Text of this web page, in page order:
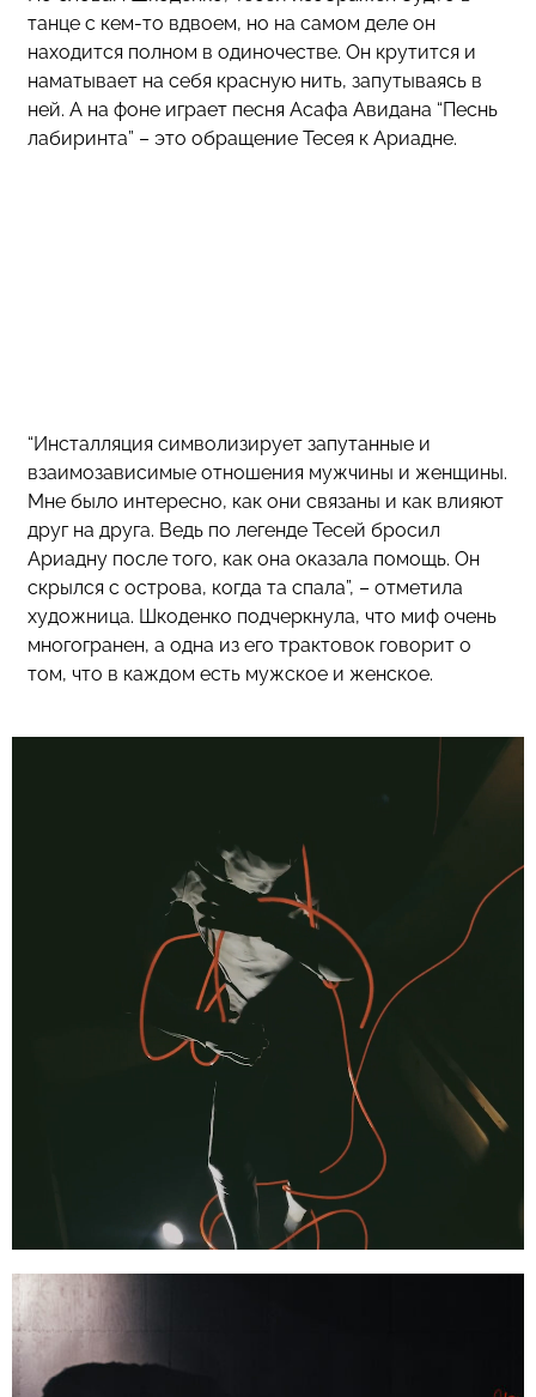
танце с кем-то вдвоем, но на самом деле он
находится полном в одиночестве. Он крутится и
наматывает на себя красную нить, запутываясь в
ней. А на фоне играет песня Асафа Авидана “Песнь
лабиринта” – это обращение Тесея к Ариадне.
“Инсталляция символизирует запутанные и
взаимозависимые отношения мужчины и женщины.
Мне было интересно, как они связаны и как влияют
друг на друга. Ведь по легенде Теcей бросил
Ариадну после того, как она оказала помощь. Он
скрылся с острова, когда та спала”, – отметила
художница. Шкоденко подчеркнула, что миф очень
многогранен, а одна из его трактовок говорит о
том, что в каждом есть мужское и женское.